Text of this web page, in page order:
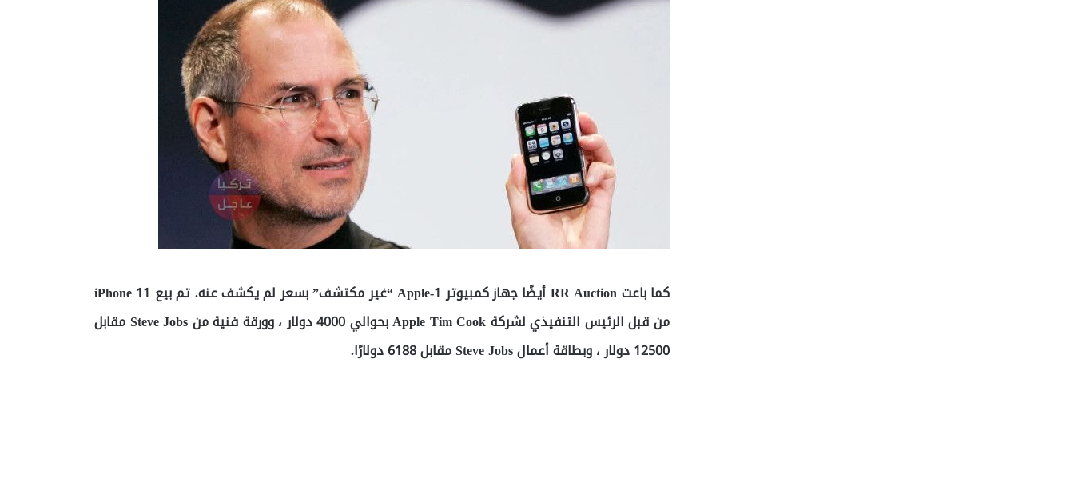
كما باعت RR Auction أيضًا جهاز كمبيوتر Apple-1 “غير مكتشف” بسعر لم يكشف عنه. تم بيع iPhone 11
من قبل الرئيس التنفيذي لشركة Apple Tim Cook بحوالي 4000 دولار ، وورقة فنية من Steve Jobs مقابل
12500 دولار ، وبطاقة أعمال Steve Jobs مقابل 6188 دولارًا.